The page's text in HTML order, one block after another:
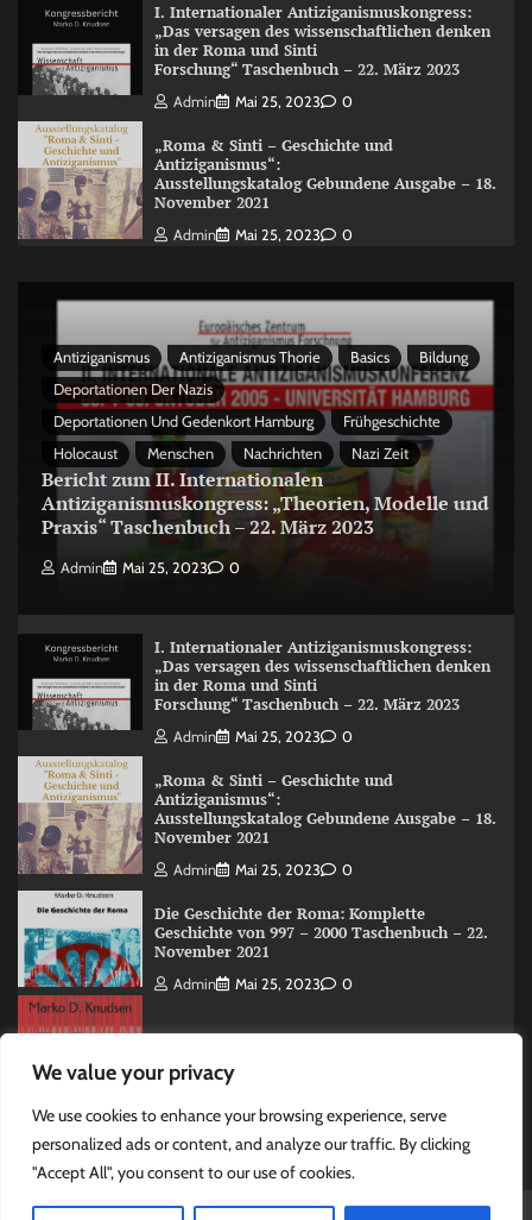
We value your privacy
We use cookies to enhance your browsing experience, serve
personalized ads or content, and analyze our traffic. By clicking
"Accept All", you consent to our use of cookies.
I. Internationaler Antiziganismuskongress:
„Das versagen des wissenschaftlichen denken
in der Roma und Sinti
Forschung“ Taschenbuch – 22. März 2023
Admin Mai 25, 2023 0
„Roma & Sinti – Geschichte und
Antiziganismus“:
Ausstellungskatalog Gebundene Ausgabe – 18.
November 2021
Admin Mai 25, 2023 0
Antiziganismus Antiziganismus Thorie Basics
Bildung
Deportationen Der Nazis
Deportationen Und Gedenkort Hamburg
Frühgeschichte
Holocaust
Menschen Nachrichten Nazi Zeit
Bericht zum II. Internationalen
Antiziganismuskongress: „Theorien, Modelle und
Praxis“ Taschenbuch – 22. März 2023
Admin Mai 25, 2023 0
I. Internationaler Antiziganismuskongress:
„Das versagen des wissenschaftlichen denken
in der Roma und Sinti
Forschung“ Taschenbuch – 22. März 2023
Admin Mai 25, 2023 0
„Roma & Sinti – Geschichte und
Antiziganismus“:
Ausstellungskatalog Gebundene Ausgabe – 18.
November 2021
Admin Mai 25, 2023 0
Die Geschichte der Roma: Komplette
Geschichte von 997 – 2000 Taschenbuch – 22.
November 2021
Admin Mai 25, 2023 0
The Roma (Romani) History: A Overview 997
-2000 Taschenbuch – 15. Juni 2020
Admin Mai 25, 2023 0